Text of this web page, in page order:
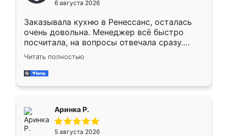
мебели буду заказывать только здесь.
6 августа 2026
Заказывала кухню в Ренессанс, осталась
очень довольна. Менеджер всё быстро
посчитала, на вопросы отвечала сразу.
Замерщик приехал в субботу, подошёл к
делу со всей ответственностью. Собрали
за день, ребята работали аккуратно, даже
Читать полностью
Аринка Р.
5 августа 2026